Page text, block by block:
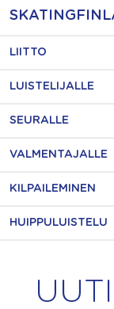
LIITTO
LUISTELIJALLE
SEURALLE
VALMENTAJALLE
KILPAILEMINEN
HUIPPULUISTELU